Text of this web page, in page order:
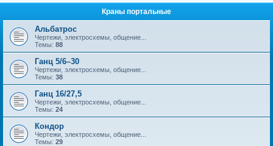
Краны портальные
Альбатрос
Чертежи, электросхемы, общение...
Темы: 88
Ганц 5/6–30
Чертежи, электросхемы, общение...
Темы: 38
Ганц 16/27,5
Чертежи, электросхемы, общение...
Темы: 24
Кондор
Чертежи, электросхемы, общение...
Темы: 29